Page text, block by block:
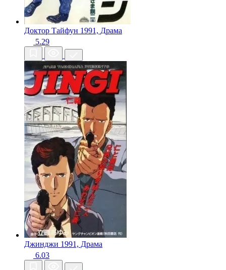
Доктор Тайфун 1991, Драма
5.29
Джинджи 1991, Драма
6.03